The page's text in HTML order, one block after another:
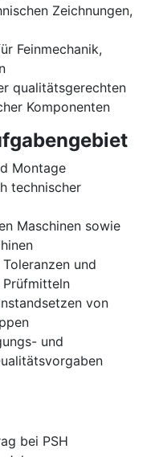
Zeichnungen,
Feinmechanik,
qualitätsgerechten
Komponenten
Montage
technischer
Maschinen sowie
und
Prüfmitteln
von
und
bei PSH